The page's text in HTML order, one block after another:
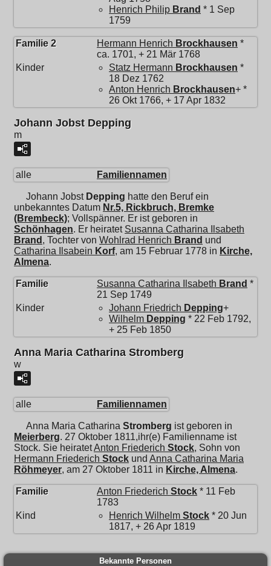
Henrich Philip Brand * 1 Sep
1759
Familie 2 Hermann Henrich Brockhausen *
ca. 1701, + 21 Mär 1768
Kinder
Statz Hermann Brockhausen *
18 Dez 1762
Anton Henrich Brockhausen+ *
26 Okt 1766, + 17 Apr 1832
Johann Jobst Depping
m
alle Familiennamen
Johann Jobst Depping hatte den Beruf ein
unbekanntes Datum Nr.5, Rickbruch, Bremke
(Brembeck); Vollspänner. Er ist geboren in
Schönhagen. Er heiratet Susanna Catharina Ilsabeth
Brand , Tochter von Wohlrad Henrich Brand und
Catharina Ilsabein Korf, am 15 Februar 1778 in Kirche,
Almena.
Familie Susanna Catharina Ilsabeth Brand *
21 Sep 1749
Kinder
Johann Friedrich Depping+
Wilhelm Depping * 22 Feb 1792,
+ 25 Feb 1850
Anna Maria Catharina Stromberg
w
alle Familiennamen
Anna Maria Catharina Stromberg ist geboren in
Meierberg. 27 Oktober 1811,ihr(e) Familienname ist
Stock. Sie heiratetAnton Friederich Stock, Sohn von
Hermann Friederich Stock und Anna Catharina Maria
Röhmeyer, am 27 Oktober 1811 in Kirche, Almena.
Familie Anton Friederich Stock * 11 Feb
1783
Kind
Henrich Wilhelm Stock * 20 Jun
1817, + 26 Apr 1819
Bekannte Personen